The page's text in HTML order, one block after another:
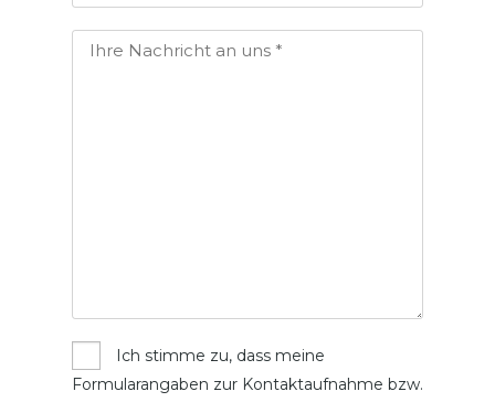
Ich stimme zu, dass meine
Formularangaben zur Kontaktaufnahme bzw.